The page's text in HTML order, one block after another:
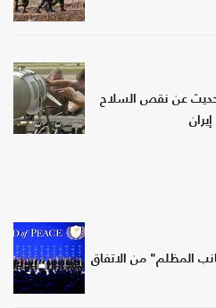
عن نقص السلاح
المظلم" من الاتفاق